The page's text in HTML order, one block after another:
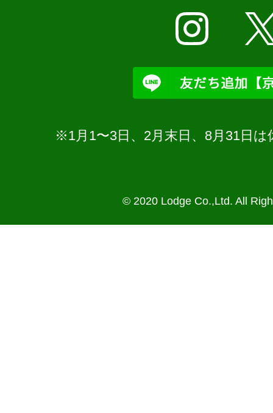
※1月1〜3日、2月末日、8月31日
© 2020 Lodge Co.,Ltd. All